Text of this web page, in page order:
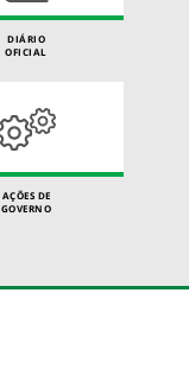
DIÁRIO
OFICIAL
AÇÕES DE
GOVERNO